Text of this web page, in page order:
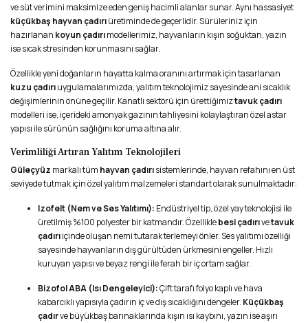
ve süt verimini maksimize eden geniş hacimli alanlar sunar. Aynı hassasiyet
küçükbaş hayvan çadırıüretiminde de geçerlidir. Sürüleriniz için
hazırlanan koyun çadırımodellerimiz, hayvanların kışın soğuktan, yazın
ise sıcak stresinden korunmasını sağlar.
Özellikle yeni doğanların hayatta kalma oranını artırmak için tasarlanan
kuzu çadırıuygulamalarımızda, yalıtım teknolojimiz sayesinde ani sıcaklık
değişimlerinin önüne geçilir. Kanatlı sektörü için ürettiğimiztavuk çadırı
modelleri ise, içerideki amonyak gazının tahliyesini kolaylaştıran özel astar
yapısı ile sürünün sağlığını koruma altına alır.
Verimliliği Artıran Yalıtım Teknolojileri
Güleçyüz markalı tüm hayvan çadırısistemlerinde, hayvan refahını en üst
seviyede tutmak için özel yalıtım malzemeleri standart olarak sunulmaktadır:
Izofelt (Nem ve Ses Yalıtımı): Endüstriyel tip, özel yay teknolojisi ile
üretilmiş %100 polyester bir katmandır. Özelliklebesi çadırıvetavuk
çadırıiçinde oluşan nemi tutarak terlemeyi önler. Ses yalıtımı özelliği
sayesinde hayvanların dış gürültüden ürkmesini engeller. Hızlı
kuruyan yapısı ve beyaz rengi ile ferah bir iç ortam sağlar.
Bizofol ABA (Isı Dengeleyici):Çift tarafı folyo kaplı ve hava
kabarcıklı yapısıyla çadırın iç ve dış sıcaklığını dengeler. Küçükbaş
çadırve büyükbaş barınaklarında kışın ısı kaybını, yazın ise aşırı